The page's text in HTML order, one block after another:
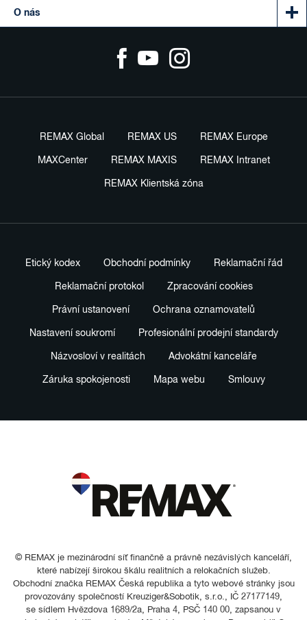
O nás
REMAX Global REMAX US REMAX Europe
MAXCenter REMAX MAXIS REMAX Intranet
REMAX Klientská zóna
Etický kodex Obchodní podmínky Reklamační řád
Reklamační protokol Zpracování cookies
Právní ustanovení Ochrana oznamovatelů
Nastavení soukromí Profesionální prodejní standardy
Názvosloví v realitách Advokátní kanceláře
Záruka spokojenosti Mapa webu Smlouvy
© REMAX je mezinárodní síť finančně a právně nezávislých kanceláří,
které nabízejí širokou škálu realitních a relokačních služeb.
Obchodní značka REMAX Česká republika a tyto webové stránky jsou
provozovány společností Kreuziger&Sobotik, s.r.o., IČ 27177149,
se sídlem Hvězdova 1689/2a, Praha 4, PSČ 140 00, zapsanou v